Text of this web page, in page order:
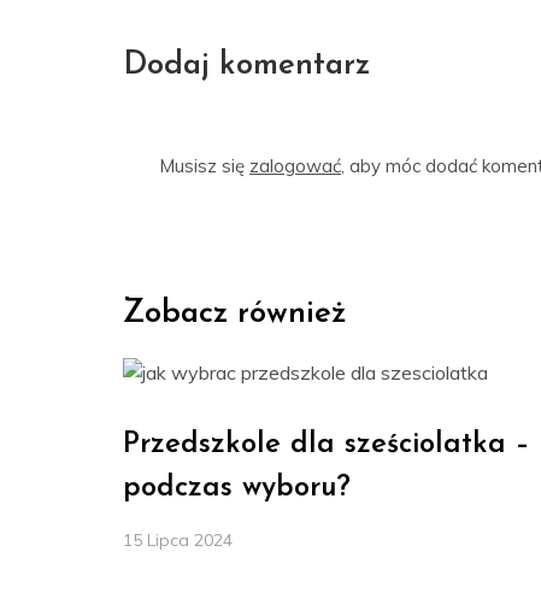
Dodaj komentarz
Musisz się zalogować, aby móc dodać
Zobacz również
Przedszkole dla sześciolatka –
podczas wyboru?
15 Lipca 2024